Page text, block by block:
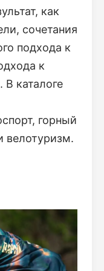
как
сочетания
подхода к
к
В каталоге
горный
велотуризм.